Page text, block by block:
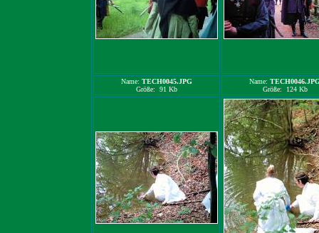
Name: TECH0045.JPG
Größe: 91 Kb
Name:
Größe: 124 Kb